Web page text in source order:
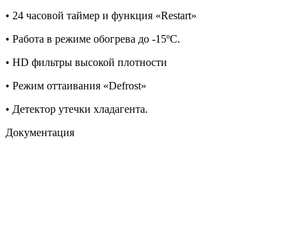
• 24 часовой таймер и функция «Restart»
• Работа в режиме обогрева до -15ºС.
• HD фильтры высокой плотности
• Режим оттаивания «Defrost»
• Детектор утечки хладагента.
Документация